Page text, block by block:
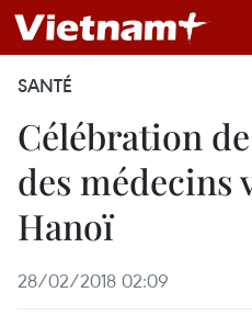
SANTÉ
Célébration
des médecins
Hanoï
28/02/2018 02:09